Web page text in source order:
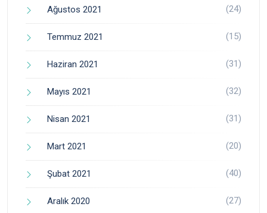
Ağustos 2021 (24)
Temmuz 2021 (15)
Haziran 2021 (31)
Mayıs 2021 (32)
Nisan 2021 (31)
Mart 2021 (20)
Şubat 2021 (40)
Aralık 2020 (27)